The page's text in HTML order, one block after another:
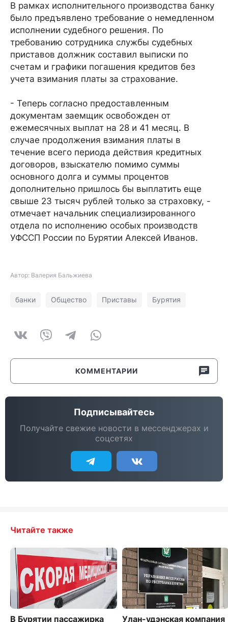
В рамках исполнительного производства банку
было предъявлено требование о немедленном
исполнении судебного решения. По
требованию сотрудника службы судебных
приставов должник составил выписки по
счетам и графики погашения кредитов без
учета взимания платы за страхование.
- Теперь согласно предоставленным
документам заемщик освобожден от
ежемесячных выплат на 28 и 41 месяц. В
случае продолжения взимания платы в
течение всего периода действия кредитных
договоров, взыскателю помимо суммы
основного долга и суммы процентов
дополнительно пришлось бы выплатить еще
свыше 23 тысяч рублей только за страховку, -
отмечает начальник специализированного
отдела по исполнению особых производств
УФССП России по Бурятии Алексей Иванов.
Автор: Валерия Бальжиева
банки Общество Приставы Бурятия
КОММЕНТАРИИ
Подписывайтесь
Получайте свежие новости в мессенджерах и
соцсетях
Читайте также
В Бурятии пассажирка Улан-удэнская компания